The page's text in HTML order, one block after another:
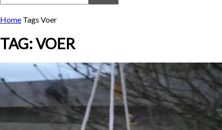
Home Tags Voer
TAG: VOER